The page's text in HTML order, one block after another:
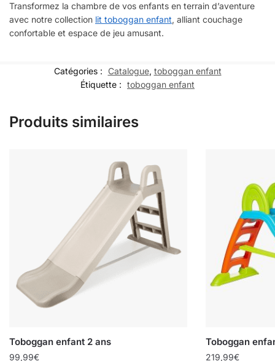
Transformez la chambre de vos enfants en terrain d’aventure
avec notre collection lit toboggan enfant, alliant couchage
confortable et espace de jeu amusant.
Catégories : Catalogue, toboggan enfant
Étiquette : toboggan enfant
Produits similaires
Toboggan enfant 2 ans
99,99€
Toboggan
219,99€